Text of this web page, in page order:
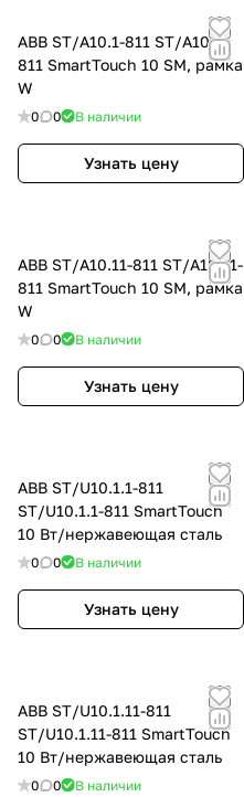
ABB ST/A10.1-811 ST/A10.1-
811 SmartTouch 10 SM, рамка
W
0 0 В наличии
Узнать цену
ABB ST/A10.11-811 ST/A10.11-
811 SmartTouch 10 SM, рамка
W
0 0 В наличии
Узнать цену
ABB ST/U10.1.1-811
ST/U10.1.1-811 SmartTouch
10 Вт/нержавеющая сталь
0 0 В наличии
Узнать цену
ABB ST/U10.1.11-811
ST/U10.1.11-811 SmartTouch
10 Вт/нержавеющая сталь
0 0 В наличии